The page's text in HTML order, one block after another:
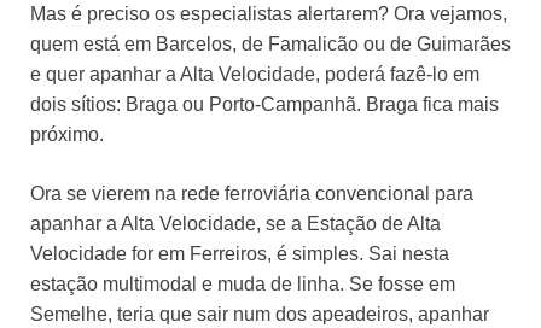
Mas é preciso os especialistas alertarem? Ora vejamos,
quem está em Barcelos, de Famalicão ou de Guimarães
e quer apanhar a Alta Velocidade, poderá fazê-lo em
dois sítios: Braga ou Porto-Campanhã. Braga fica mais
próximo.
Ora se vierem na rede ferroviária convencional para
apanhar a Alta Velocidade, se a Estação de Alta
Velocidade for em Ferreiros, é simples. Sai nesta
estação multimodal e muda de linha. Se fosse em
Semelhe, teria que sair num dos apeadeiros, apanhar